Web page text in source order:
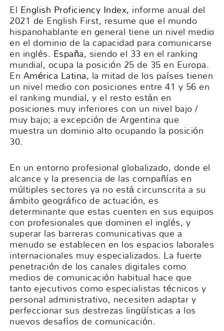
El English Proficiency Index, informe anual del
2021 de English First, resume que el mundo
hispanohablante en general tiene un nivel medio
en el dominio de la capacidad para comunicarse
en inglés. España, siendo el 33 en el ranking
mundial, ocupa la posición 25 de 35 en Europa.
En América Latina, la mitad de los países tienen
un nivel medio con posiciones entre 41 y 56 en
el ranking mundial, y el resto están en
posiciones muy inferiores con un nivel bajo /
muy bajo; a excepción de Argentina que
muestra un dominio alto ocupando la posición
30.
En un entorno profesional globalizado, donde el
alcance y la presencia de las compañías en
múltiples sectores ya no está circunscrita a su
ámbito geográfico de actuación, es
determinante que estas cuenten en sus equipos
con profesionales que dominen el inglés, y
superar las barreras comunicativas que a
menudo se establecen en los espacios laborales
internacionales muy especializados. La fuerte
penetración de los canales digitales como
medios de comunicación habitual hace que
tanto ejecutivos como especialistas técnicos y
personal administrativo, necesiten adaptar y
perfeccionar sus destrezas lingüísticas a los
nuevos desafíos de comunicación.